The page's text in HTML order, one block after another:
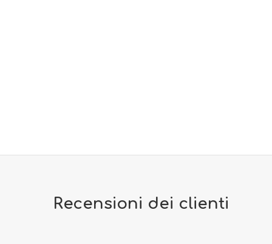
Recensioni dei clienti